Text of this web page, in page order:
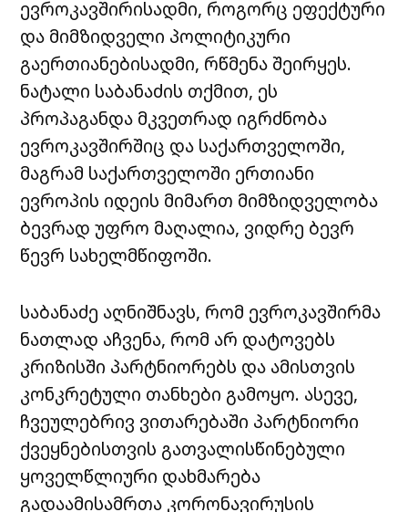
ევროკავშირისადმი, როგორც ეფექტური
და მიმზიდველი პოლიტიკური
გაერთიანებისადმი, რწმენა შეირყეს.
ნატალი საბანაძის თქმით, ეს
პროპაგანდა მკვეთრად იგრძნობა
ევროკავშირშიც და საქართველოში,
მაგრამ საქართველოში ერთიანი
ევროპის იდეის მიმართ მიმზიდველობა
ბევრად უფრო მაღალია, ვიდრე ბევრ
წევრ სახელმწიფოში.
საბანაძე აღნიშნავს, რომ ევროკავშირმა
ნათლად აჩვენა, რომ არ დატოვებს
კრიზისში პარტნიორებს და ამისთვის
კონკრეტული თანხები გამოყო. ასევე,
ჩვეულებრივ ვითარებაში პარტნიორი
ქვეყნებისთვის გათვალისწინებული
ყოველწლიური დახმარება
გადაამისამრთა კორონავირუსის